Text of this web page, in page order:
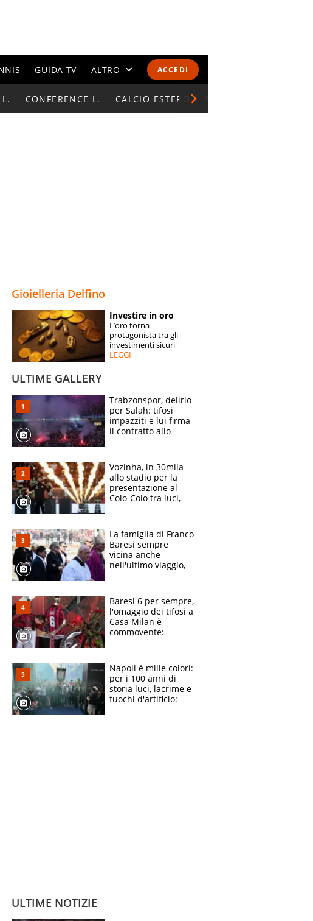
ACCEDI
GUIDA TV ALTRO
CALENDARI E CLASSIFICHE
ESPERTI
CONTATTI
CONFERENCE L. CALCIO ESTERO
Gioielleria Delfino
Investire in oro
L’oro torna
protagonista tra gli
investimenti sicuri
LEGGI
ULTIME GALLERY
Trabzonspor, delirio
per Salah: tifosi
impazziti e lui firma
il contratto allo
Vozinha, in 30mila
allo stadio per la
presentazione al
Colo-Colo tra luci,
La famiglia di Franco
Baresi sempre
vicina anche
nell'ultimo viaggio,
circondati
dall'affetto dei tifosi
Baresi 6 per sempre,
l'omaggio dei tifosi a
Casa Milan è
commovente:
bigliettini
Napoli è mille colori:
per i 100 anni di
storia luci, lacrime e
fuochi d'artificio: De
ULTIME NOTIZIE